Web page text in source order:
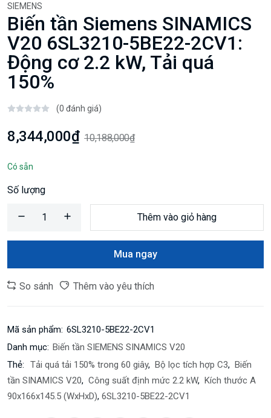
SIEMENS
Biến tần Siemens SINAMICS
V20 6SL3210-5BE22-2CV1:
Động cơ 2.2 kW, Tải quá
150%
(0 đánh giá)
8,344,000₫ 10,188,000₫
Có sẵn
Số lượng
Thêm vào giỏ hàng
Mua ngay
So sánh Thêm vào yêu thích
Mã sản phẩm: 6SL3210-5BE22-2CV1
Danh mục: Biến tần SIEMENS SINAMICS V20
Thẻ:
Tải quá tải 150% trong 60 giây, Bộ lọc tích hợp C3, Biến
tần SINAMICS V20, Công suất định mức 2.2 kW, Kích thước A
90x166x145.5 (WxHxD), 6SL3210-5BE22-2CV1